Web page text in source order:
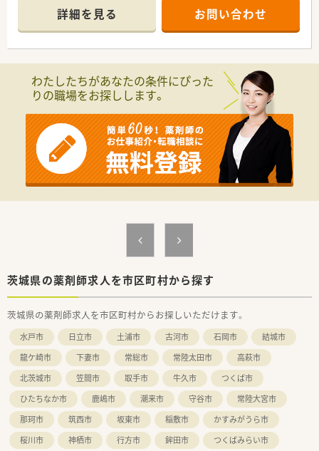
■居宅だけで常時100名の対応あり
■無菌室あり
＜こんな会社です＞
を入れており、全店舗で在宅を行っています。
■約半数の5店舗で混注業務あり、無菌室・クリーンベンチは2店
舗で導入。麻薬の取り扱いは全店舗で行っています。
■がん患者様の対応が多いため持続皮下注射の対応もあります
■会社の方針として依頼された在宅はすべてお受けしています
＜こんな方にお勧め＞
■茨城で在宅といえば！という会社です。在宅業務に興味がある
方はぜひご検討下さい。
詳細を見る お問い合わせ
わたしたちがあなたの条件にぴった
りの職場をお探しします。
茨城県の薬剤師求人を市区町村から探す
茨城県の薬剤師求人を市区町村からお探しいただけます。
水戸市 日立市 土浦市 古河市 石岡市
結城市
龍ケ崎市
下妻市 常総市 常陸太田市
高萩市
北茨城市
笠間市 取手市 牛久市
つくば市
ひたちなか市
鹿嶋市 潮来市 守谷市
常陸大宮市
那珂市
筑西市 坂東市 稲敷市
かすみがうら市
桜川市
神栖市 行方市 鉾田市
つくばみらい市